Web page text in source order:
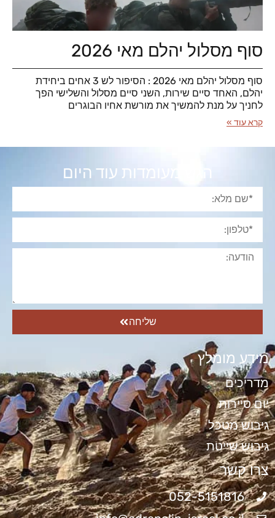
סוף מסלול יהלם מאי 2026
סוף מסלול יהלם מאי 2026 : הסיפור לש 3 אחים ביחידת
יהלם, האחד סיים שירות, השני סיים מסלול והשלישי הפך
לחניך על מנת להמשיך את מורשת אחיו הבוגרים
קרא עוד »
הגש מעומדות עוד היום
שליחה
מידע מומלץ
מדריכים
יום סיירות
גיבוש מטכל
גיבוש שייטת
צרו קשר
052-5151816